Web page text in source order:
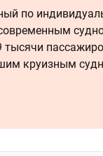
по
круизным